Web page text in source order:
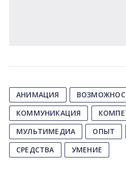
АНИМАЦИЯ
КОММУНИКАЦИЯ
МУЛЬТИМЕДИА
ОПЫТ
СРЕДСТВА
УМЕНИЕ